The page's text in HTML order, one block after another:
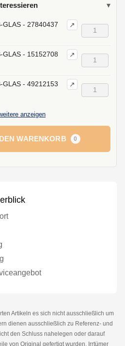
▾
GLAS - 27840437 ↗
GLAS - 15152708 ↗
GLAS - 49212153 ↗
anzeigen
WARENKORB 0
Artikeln es sich nicht ausschließlich um
dienen ausschließlich zu Referenz- und
den Schluss nahelegen oder darauf
von Original gefertigt wurden. Irrtümer